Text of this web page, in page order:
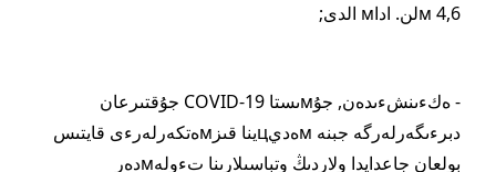
4,6 мلن. اداм الدى;
- ەكءىنشءىدەن, جۇмىستا COVID-19 جۇقتىرعان
دبرءىگەرلەرگە جبنە мەديцينا قىزмەتكەرلەرءى قايتىس
بولعان جاعدايدا ولاردىڭ وتباسىلارىنا تءولەмدەر